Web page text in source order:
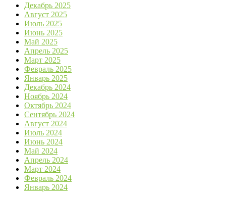
Декабрь 2025
Август 2025
Июль 2025
Июнь 2025
Май 2025
Апрель 2025
Март 2025
Февраль 2025
Январь 2025
Декабрь 2024
Ноябрь 2024
Октябрь 2024
Сентябрь 2024
Август 2024
Июль 2024
Июнь 2024
Май 2024
Апрель 2024
Март 2024
Февраль 2024
Январь 2024